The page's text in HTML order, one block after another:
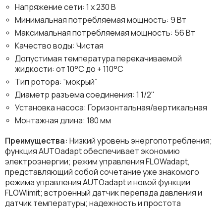
Напряжение сети: 1 х 230 В
Минимальная потребляемая мощность: 9 Вт
Максимальная потребляемая мощность: 56 Вт
Качество воды: Чистая
Допустимая температура перекачиваемой
жидкости: от 10°C до + 110°C
Тип ротора: “мокрый”
Диаметр разъема соединения: 1 1/2"
Установка насоса: Горизонтальная/вертикальная
Монтажная длина: 180 мм
Преимущества: Низкий уровень энергопотребления;
функция AUTOadapt обеспечивает экономию
электроэнергии; режим управления FLOWadapt,
представляющий собой сочетание уже знакомого
режима управления AUTOadapt и новой функции
FLOWlimit; встроенный датчик перепада давления и
датчик температуры; надежность и простота